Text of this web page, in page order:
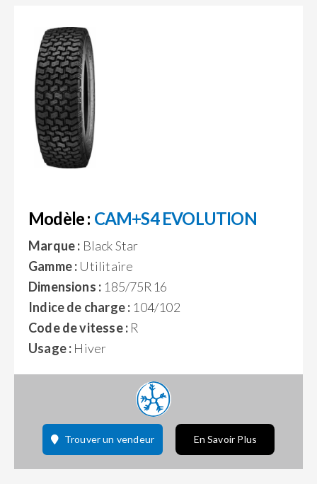
Modèle : CAM+S4 EVOLUTION
Marque : Black Star
Gamme : Utilitaire
Dimensions : 185/75R16
Indice de charge : 104/102
Code de vitesse : R
Usage : Hiver
Trouver un vendeur En Savoir Plus